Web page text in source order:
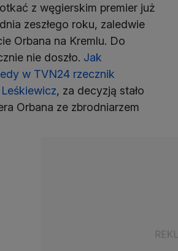
z węgierskim premier już
zeszłego roku, zaledwie
Orbana na Kremlu. Do
nie doszło. Jak
w TVN24 rzecznik
, za decyzją stało
Orbana ze zbrodniarzem